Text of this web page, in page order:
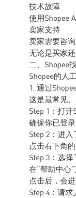
技术故障
使用Shopee
卖家支持
卖家需要咨
无论是买家
二、Shopee
Shopee的人
1. 通过
这是最常见
Step 1：打开
确保你已登
Step 2：进
点击右下角
Step 3：选择
在“帮助中心
点击后，会
Step 4：请求